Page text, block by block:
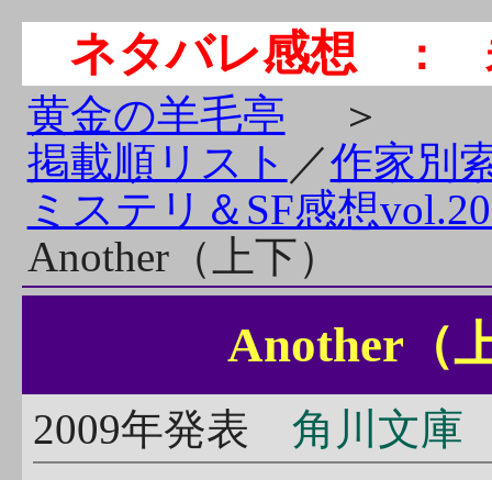
ネタバレ感想 ：
黄金の羊毛亭 ＞
掲載順リスト ／作家別
ミステリ＆SF感想
Another（上下）
Another（
2009年発表 角川文庫